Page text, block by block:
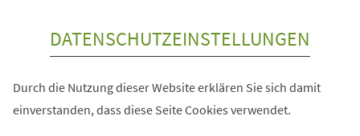
DATENSCHUTZEINSTELLUNGEN
Durch die Nutzung dieser Website erklären Sie sich damit
einverstanden, dass diese Seite Cookies verwendet.